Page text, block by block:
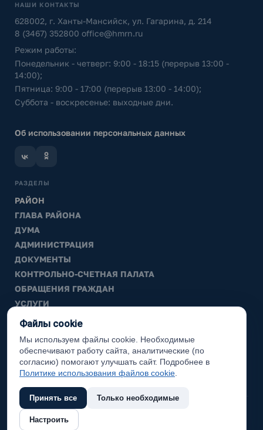
НАШИ КОНТАКТЫ
628002, г. Ханты-Мансийск, ул. Гагарина, д. 214
8 (3467) 352800 office@hmrn.ru
Режим работы:
Понедельник - четверг: 9:00 - 18:15 (перерыв 13:00 -
14:00);
Пятница: 9:00 - 17:00 (перерыв 13:00 - 14:00);
Суббота - воскресенье: выходные дни.
Об использовании персональных данных
РАЗДЕЛЫ
РАЙОН
ГЛАВА РАЙОНА
ДУМА
АДМИНИСТРАЦИЯ
ДОКУМЕНТЫ
КОНТРОЛЬНО-СЧЕТНАЯ ПАЛАТА
ОБРАЩЕНИЯ ГРАЖДАН
УСЛУГИ
ТИК
ИНФОРМАЦИЯ
Законодательная карта
Карта сайта
(с) 2017 Ханты-Мансийский район, официальный сайт
администрации
Файлы cookie
Мы используем файлы cookie. Необходимые
обеспечивают работу сайта, аналитические (по
согласию) помогают улучшать сайт. Подробнее в
Политике использования файлов cookie
Принять все Только необходимые
Настроить